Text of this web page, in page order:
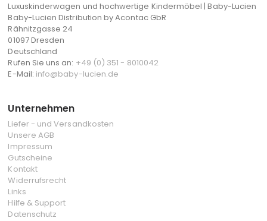
Luxuskinderwagen und hochwertige Kindermöbel | Baby-Lucien
Baby-Lucien Distribution by Acontac GbR
Rähnitzgasse 24
01097 Dresden
Deutschland
Rufen Sie uns an: +49 (0) 351 - 8010042
E-Mail: info@baby-lucien.de
Unternehmen
Liefer - und Versandkosten
Unsere AGB
Impressum
Gutscheine
Kontakt
Widerrufsrecht
Links
Hilfe & Support
Datenschutz